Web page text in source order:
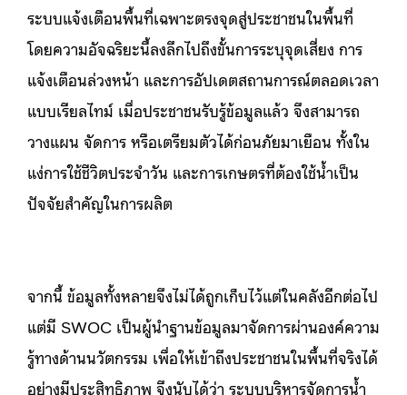
ระบบแจ้งเตือนพื้นที่เฉพาะตรงจุดสู่ประชาชนในพื้นที่
โดยความอัจฉริยะนี้ลงลึกไปถึงขั้นการระบุจุดเสี่ยง การ
แจ้งเตือนล่วงหน้า และการอัปเดตสถานการณ์ตลอดเวลา
แบบเรียลไทม์ เมื่อประชาชนรับรู้ข้อมูลแล้ว จึงสามารถ
วางแผน จัดการ หรือเตรียมตัวได้ก่อนภัยมาเยือน ทั้งใน
แง่การใช้ชีวิตประจำวัน และการเกษตรที่ต้องใช้น้ำเป็น
ปัจจัยสำคัญในการผลิต
จากนี้ ข้อมูลทั้งหลายจึงไม่ได้ถูกเก็บไว้แต่ในคลังอีกต่อไป
แต่มี SWOC เป็นผู้นำฐานข้อมูลมาจัดการผ่านองค์ความ
รู้ทางด้านนวัตกรรม เพื่อให้เข้าถึงประชาชนในพื้นที่จริงได้
อย่างมีประสิทธิภาพ จึงนับได้ว่า ระบบบริหารจัดการน้ำ